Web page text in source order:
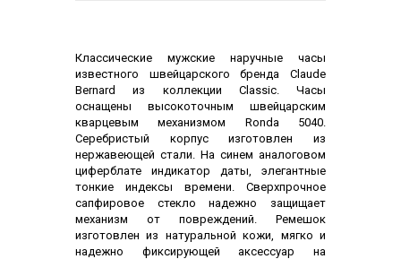
Описание
Классические мужские наручные часы
известного швейцарского бренда Claude
Bernard из коллекции Classic. Часы
оснащены высокоточным швейцарским
кварцевым механизмом Ronda 5040.
Серебристый корпус изготовлен из
нержавеющей стали. На синем аналоговом
циферблате индикатор даты, элегантные
тонкие индексы времени. Сверхпрочное
сапфировое стекло надежно защищает
механизм от повреждений. Ремешок
изготовлен из натуральной кожи, мягко и
надежно фиксирующей аксессуар на